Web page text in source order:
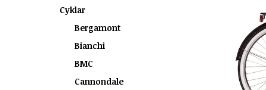
Cyklar
Bergamont
Bianchi
BMC
Cannondale